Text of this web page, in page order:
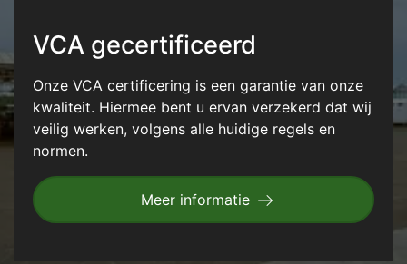
VCA gecertificeerd
Onze VCA certificering is een garantie van onze
kwaliteit. Hiermee bent u ervan verzekerd dat wij
veilig werken, volgens alle huidige regels en
normen.
Meer informatie